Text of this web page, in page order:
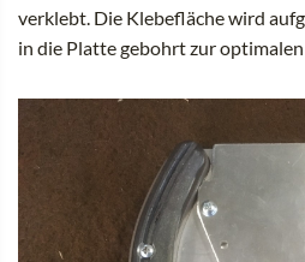
verklebt. Die Klebefläche wird
in die Platte gebohrt zur